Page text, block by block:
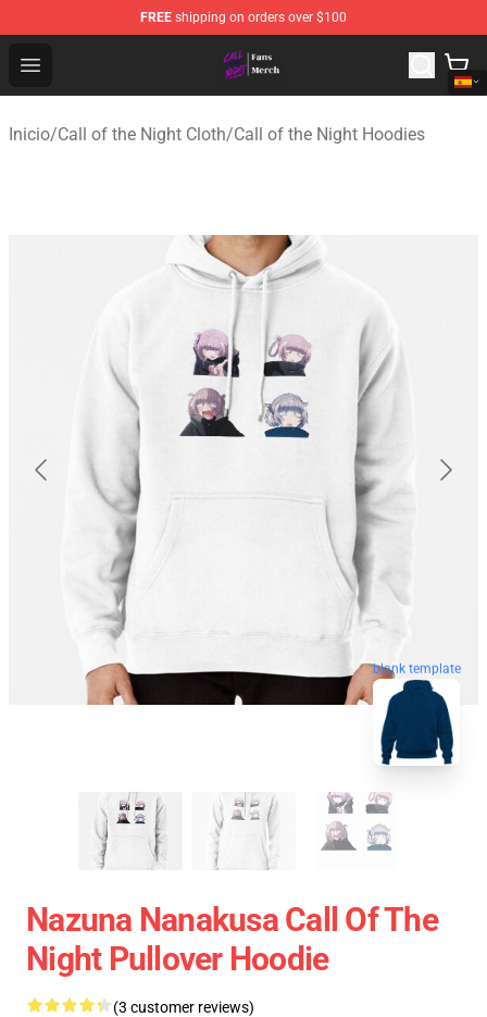
FREE shipping on orders over $100
Open menu
Call of the Night Store - Official Call of the Night
Inicio/Call of the Night Cloth/Call of the Night Hoodies
blank template
Nazuna Nanakusa Call Of The
Night Pullover Hoodie
(3 customer reviews)